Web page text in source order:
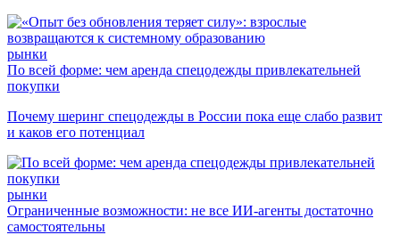
рынки
По всей форме: чем аренда спецодежды привлекательней
покупки
Почему шеринг спецодежды в России пока еще слабо развит
и каков его потенциал
рынки
Ограниченные возможности: не все ИИ-агенты достаточно
самостоятельны